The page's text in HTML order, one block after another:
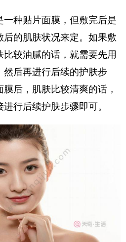
一种贴片面膜，但敷完后是
的肌肤状况来定。如果敷
较油腻的话，就需要先用
然后再进行后续的护肤步
后，肌肤比较清爽的话，
行后续护肤步骤即可。